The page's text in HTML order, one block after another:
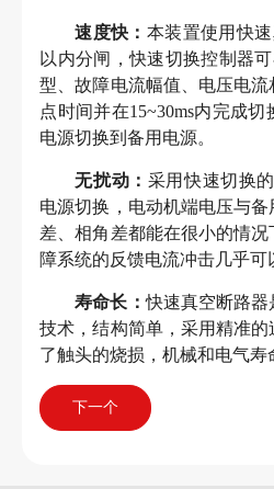
速度快： 本装置使用快
以内分闸，快速切换控制器
型、故障电流幅值、电压电
点时间并在15~30ms内完成
电源切换到备用电源。
无扰动： 采用快速切换
电源切换，电动机端电压与
差、相角差都能在很小的情
障系统的反馈电流冲击几乎可
寿命长：快速真空断路器
技术，结构简单，采用精准
了触头的烧损，机械和电气寿
下一个